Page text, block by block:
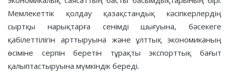
Мемлекеттік қолдау қазақстандық кәсіпкерлердің
сыртқы нарықтарға сенімді шығуына, бәсекеге
қабілеттілігін арттыруына және ұлттық экономиканың
өсіміне серпін беретін тұрақты экспорттық бағыт
қалыптастыруына мүмкіндік береді.